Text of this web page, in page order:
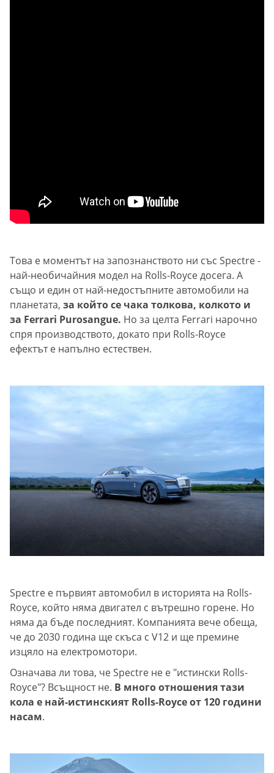
Това е моментът на запознанството ни със Spectre -
най-необичайния модел на Rolls-Royce досега. А
също и eдин от най-недостъпните автомобили на
планетата, за който се чака толкова, колкото и
за Ferrari Purosangue. Но за целта Ferrari нарочно
спря производството, докато при Rolls-Royce
ефектът е напълно естествен.
Spectre e първият автомобил в историята на Rolls-
Royce, който няма двигател с вътрешно горене. Но
няма да бъде последният. Компанията вече обеща,
че до 2030 година ще скъса с V12 и ще премине
изцяло на електромотори.
Означава ли това, че Spectre не е "истински Rolls-
Royce"? Всъщност не. В много отношения тази
кола е най-истинският Rolls-Royce от 120 години
насам.